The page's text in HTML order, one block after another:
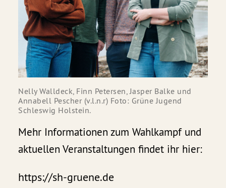
Nelly Walldeck, Finn Petersen, Jasper Balke und
Annabell Pescher (v.l.n.r) Foto: Grüne Jugend
Schleswig Holstein.
Mehr Informationen zum Wahlkampf und
aktuellen Veranstaltungen findet ihr hier:
https://sh-gruene.de